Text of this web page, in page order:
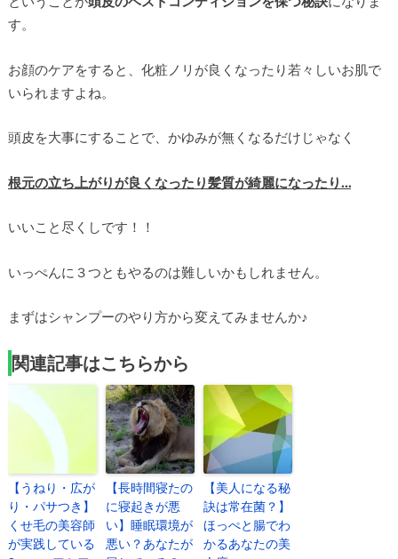
す。
お顔のケアをすると、化粧ノリが良くなったり若々しいお肌で
いられますよね。
頭皮を大事にすることで、かゆみが無くなるだけじゃなく
根元の立ち上がりが良くなったり髪質が綺麗になったり…
いいこと尽くしです！！
いっぺんに３つともやるのは難しいかもしれません。
まずはシャンプーのやり方から変えてみませんか♪
関連記事はこちらから
【うねり・広が
り・パサつき】
くせ毛の美容師
が実践している
【長時間寝たの
に寝起きが悪
い】睡眠環境が
悪い？あなたが
【美人になる秘
訣は常在菌？】
ほっぺと腸でわ
かるあなたの美